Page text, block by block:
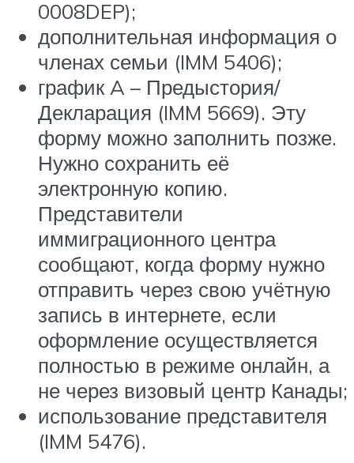
0008DEP);
дополнительная информация о
членах семьи (IMM 5406);
график A – Предыстория/
Декларация (IMM 5669). Эту
форму можно заполнить позже.
Нужно сохранить её
электронную копию.
Представители
иммиграционного центра
сообщают, когда форму нужно
отправить через свою учётную
запись в интернете, если
оформление осуществляется
полностью в режиме онлайн, а
не через визовый центр Канады;
использование представителя
(IMM 5476).